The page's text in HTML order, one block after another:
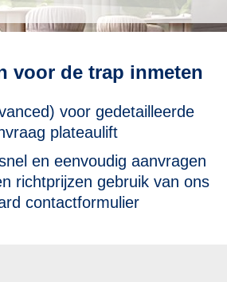
voor de trap inmeten
voor gedetailleerde
plateaulift
en eenvoudig aanvragen
richtprijzen gebruik van ons
contactformulier